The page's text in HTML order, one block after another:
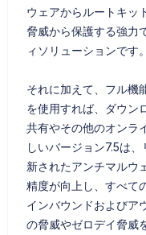
ウェアからルートキッ
脅威から保護する強力
ィソリューションです。
それに加えて、フル
を使用すれば、ダウン
共有やその他のオンラ
しいバージョン7.5は
新されたアンチマルウ
精度が向上し、すべて
インバウンドおよびア
の脅威やゼロデイ脅威